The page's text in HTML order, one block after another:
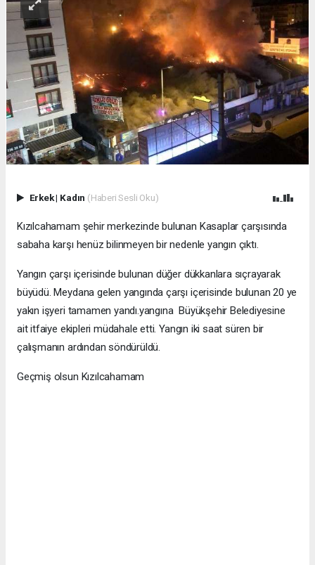
Erkek| Kadın (Haberi Sesli Oku)
Kızılcahamam şehir merkezinde bulunan Kasaplar çarşısında
sabaha karşı henüz bilinmeyen bir nedenle yangın çıktı.
Yangın çarşı içerisinde bulunan düğer dükkanlara sıçrayarak
büyüdü. Meydana gelen yangında çarşı içerisinde bulunan 20 ye
yakın işyeri tamamen yandı.yangına Büyükşehir Belediyesine
ait itfaiye ekipleri müdahale etti. Yangın iki saat süren bir
çalışmanın ardından söndürüldü.
Geçmiş olsun Kızılcahamam